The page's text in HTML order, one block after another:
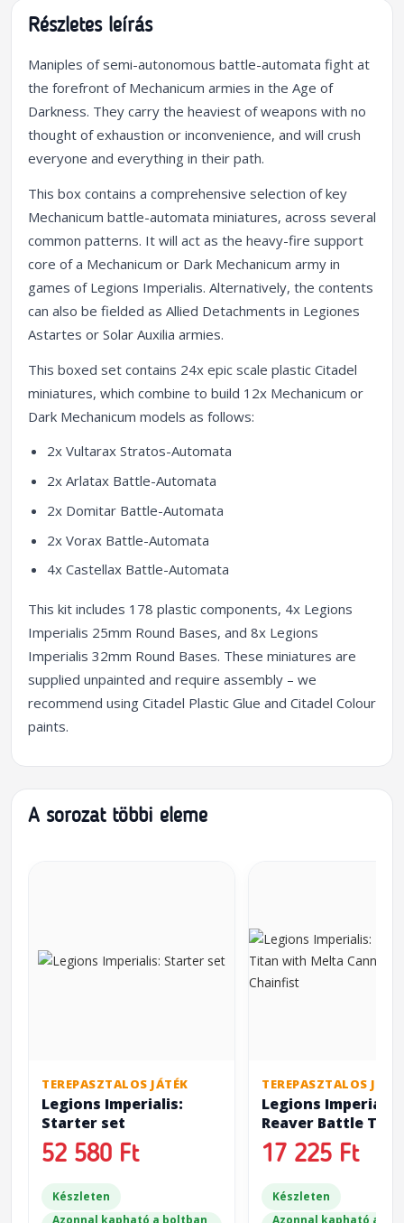
Részletes leírás
Maniples of semi-autonomous battle-automata fight at
the forefront of Mechanicum armies in the Age of
Darkness. They carry the heaviest of weapons with no
thought of exhaustion or inconvenience, and will crush
everyone and everything in their path.
This box contains a comprehensive selection of key
Mechanicum battle-automata miniatures, across several
common patterns. It will act as the heavy-fire support
core of a Mechanicum or Dark Mechanicum army in
games of Legions Imperialis. Alternatively, the contents
can also be fielded as Allied Detachments in Legiones
Astartes or Solar Auxilia armies.
This boxed set contains 24x epic scale plastic Citadel
miniatures, which combine to build 12x Mechanicum or
Dark Mechanicum models as follows:
2x Vultarax Stratos-Automata
2x Arlatax Battle-Automata
2x Domitar Battle-Automata
2x Vorax Battle-Automata
4x Castellax Battle-Automata
This kit includes 178 plastic components, 4x Legions
Imperialis 25mm Round Bases, and 8x Legions
Imperialis 32mm Round Bases. These miniatures are
supplied unpainted and require assembly – we
recommend using Citadel Plastic Glue and Citadel Colour
paints.
A sorozat többi eleme
TEREPASZTALOS JÁTÉK
Legions Imperialis:
Starter set
52 580 Ft
Készleten
Azonnal kapható a boltban
TEREPASZTALOS
Legions Imperialis:
Reaver Battle
with Melta
Chainfist
17 225 Ft
Készleten
Azonnal kapható a